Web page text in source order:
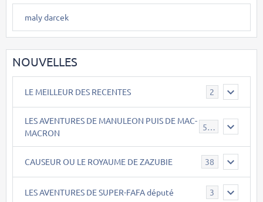
maly darcek
NOUVELLES
LE MEILLEUR DES RECENTES 2
LES AVENTURES DE MANULEON PUIS DE MAC-
MACRON
543
CAUSEUR OU LE ROYAUME DE ZAZUBIE 38
LES AVENTURES DE SUPER-FAFA député 3